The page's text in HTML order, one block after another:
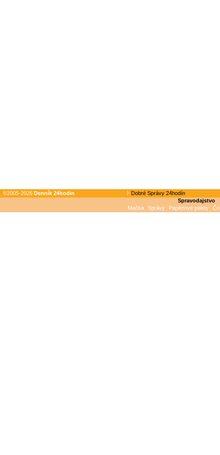
©2005-2026 Denník 24hodin
Dobré Správy 24hodín
Spravodajstvo
Mačka
Správy Papierové palety